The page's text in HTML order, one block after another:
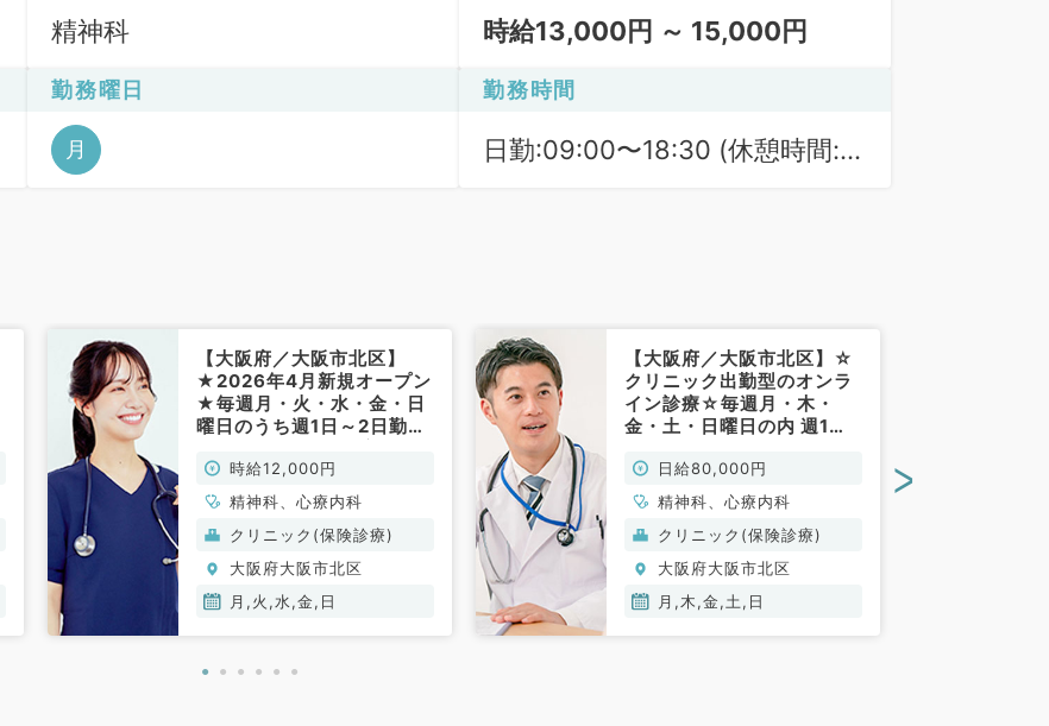
精神科 時給13,000円 ～ 15,000円
勤務曜日
月
勤務時間
日勤:09:00〜18:30 (休憩時間:
【大阪府／大阪市北区】
★2026年4月新規オープン
★毎週月・火・水・金・日
曜日のうち週1日～2日勤務
／専門医・指定医お持ちの
場合は時給15,000円も相
談可能！駅チカクリニック
での精神科外来・問診のお
仕事です（心療内科・精神
科／非常勤）
時給12,000円
精神科、心療内科
クリニック(保険診療)
大阪府大阪市北区
月,火,水,金,日
【大阪府／大阪市北区】☆
クリニック出勤型のオンラ
イン診療☆毎週月・木・
金・土・日曜日の内 週1～2
円！（心療内科・精神科／
非常勤）
日給80,000円
精神科、心療内科
クリニック(保険診療)
大阪府大阪市北区
月,木,金,土,日
>